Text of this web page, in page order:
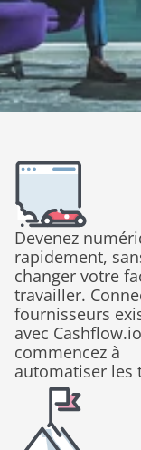
Devenez
rapidement,
changer votre
travailler.
fournisseurs
avec
commencez à
automatiser les